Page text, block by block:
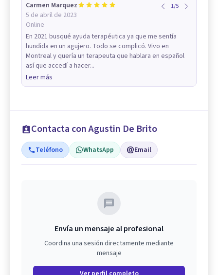
Carmen Marquez
5 de abril de 2023
Online
1/5
En 2021 busqué ayuda terapéutica ya que me sentía
hundida en un agujero. Todo se complicó. Vivo en
Montreal y quería un terapeuta que hablara en español
así que accedí a hacer...
Leer más
Contacta con Agustin De Brito
Teléfono WhatsApp Email
Envía un mensaje al profesional
Coordina una sesión directamente mediante
mensaje